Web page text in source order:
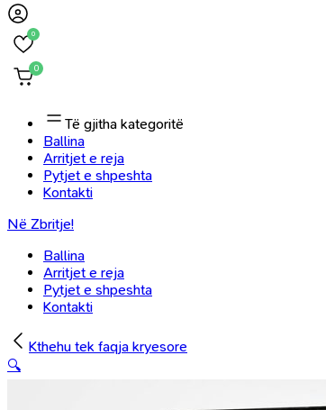
0
0
Të gjitha kategoritë
Ballina
Arritjet e reja
Pytjet e shpeshta
Kontakti
Në Zbritje!
Ballina
Arritjet e reja
Pytjet e shpeshta
Kontakti
Kthehu tek faqja kryesore
🔍